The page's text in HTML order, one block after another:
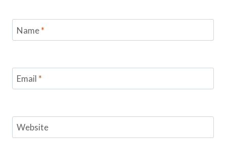
Name*
Email *
Website